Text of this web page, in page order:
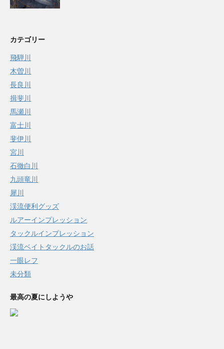
カテゴリー
飛騨川
木曽川
長良川
揖斐川
馬瀬川
富士川
斐伊川
宮川
石徹白川
九頭竜川
犀川
渓流便利グッズ
ルアーインプレッション
タックルインプレッション
渓流ベイトタックルのお話
一眼レフ
未分類
最高の夏にしようや